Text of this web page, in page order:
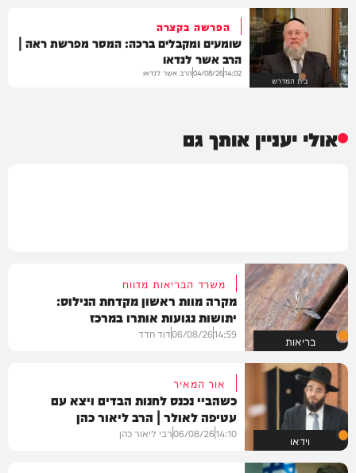
בית המדרש
הפרשה בקצרה
שומעים ומקבלים ברכה: המסר מפרשת ראה |
הרב אשר לנדאו
14:02
04/08/26הרב אשר לנדאו
אולי יעניין אותך גם
בריאות
משרד הבריאות מדווח
מקרה מוות ראשון מקדחת הנילוס:
יתושות נגועות אותרו במרכז
14:59
06/08/26דוד חדד
וידאו
אור המאיר
כשהביי נכנס לחנות הבדים ויצא עם
עטיפה לאולר | הרב ליאור כהן
14:10
06/08/26רבי ליאור כהן